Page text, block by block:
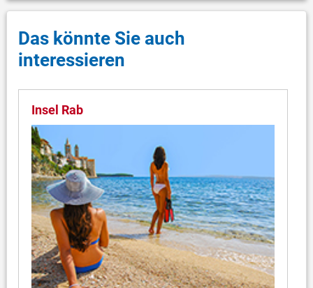
Das könnte Sie auch
interessieren
Insel Rab